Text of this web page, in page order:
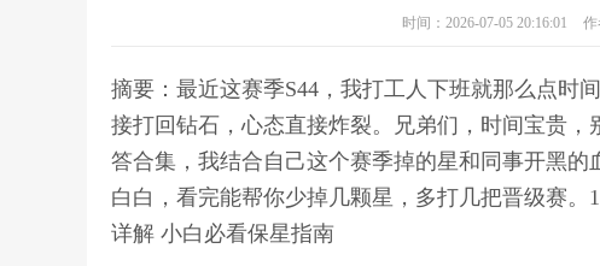
时间：2026-07-05 20:16:01 作
摘要：最近这赛季S44，我打工人下班就那么点时
接打回钻石，心态直接炸裂。兄弟们，时间宝贵
答合集，我结合自己这个赛季掉的星和同事开黑
白白，看完能帮你少掉几颗星，多打几把晋级赛。
详解 小白必看保星指南